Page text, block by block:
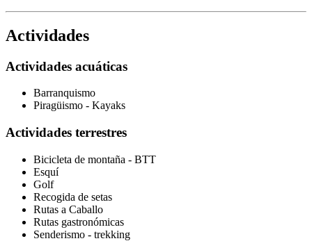
Actividades
Actividades acuáticas
Barranquismo
Piragüismo - Kayaks
Actividades terrestres
Bicicleta de montaña - BTT
Esquí
Golf
Recogida de setas
Rutas a Caballo
Rutas gastronómicas
Senderismo - trekking